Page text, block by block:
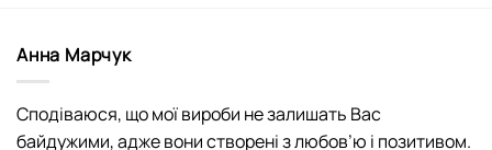
Анна Марчук
Сподіваюся, що мої вироби не залишать Вас
байдужими, адже вони створені з любов’ю і позитивом.